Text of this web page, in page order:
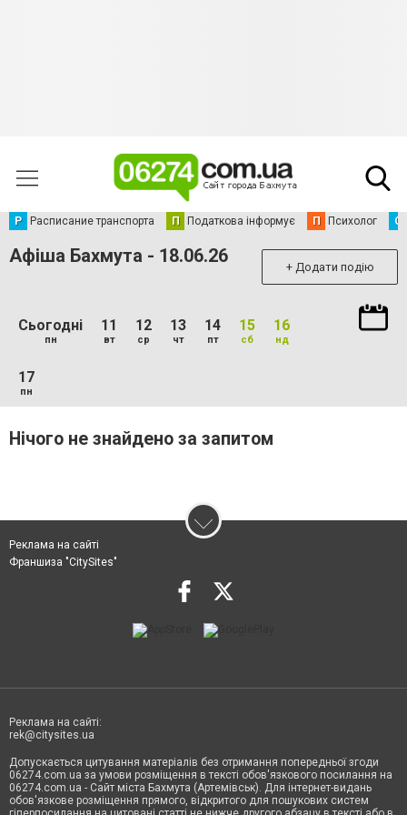
Р Расписание транспорта П Податкова інформує П Психолог С
Афіша Бахмута - 18.06.26 + Додати подію
Сьогодні
пн
11
вт
12
ср
13
чт
14
пт
15
сб
16
нд
17
пн
Нічого не знайдено за запитом
Реклама на сайті
Франшиза "CitySites"
Реклама на сайті:
rek@citysites.ua
Допускається цитування матеріалів без отримання попередньої згоди
06274.com.ua за умови розміщення в тексті обов'язкового посилання на
06274.com.ua - Сайт міста Бахмута (Артемівськ). Для інтернет-видань
обов'язкове розміщення прямого, відкритого для пошукових систем